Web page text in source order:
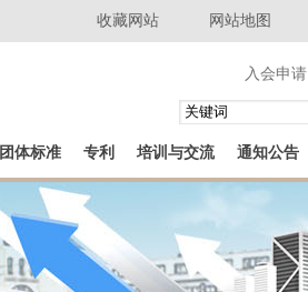
收藏网站 网站地图
入会申请
团体标准 专利 培训与交流 通知公告